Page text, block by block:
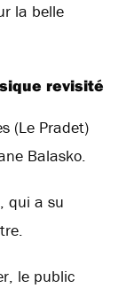
la belle
revisité
(Le Pradet)
Balasko.
qui a su
le public